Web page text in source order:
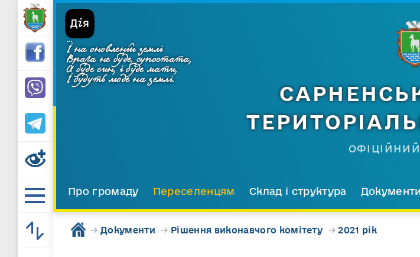
...
І на оновленій землі
Врага не буде, супостата,
А буде син, і буде мати,
І будуть люде на землі.
Про громаду Переселенцям Склад і структура Документи
→ Документи → Рішення виконавчого комітету →2021 рік